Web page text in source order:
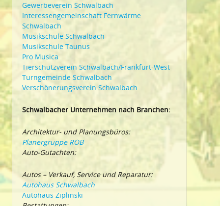
Gewerbeverein Schwalbach
Interessengemeinschaft Fernwärme
Schwalbach
Musikschule Schwalbach
Musikschule Taunus
Pro Musica
Tierschutzverein Schwalbach/Frankfurt-West
Turngemeinde Schwalbach
Verschönerungsverein Schwalbach
Schwalbacher Unternehmen nach Branchen:
Architektur- und Planungsbüros:
Planergruppe ROB
Auto-Gutachten:
Autos – Verkauf, Service und Reparatur:
Autohaus Schwalbach
Autohaus Ziplinski